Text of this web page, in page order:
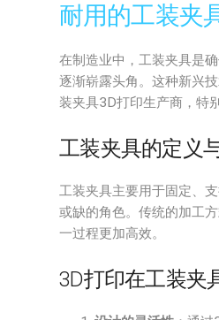
耐用的工装夹
在制造业中，工装夹具是
逐渐崭露头角。这种新兴
装夹具3D打印生产商，特
工装夹具的定义
工装夹具主要用于固定、
或缺的角色。传统的加工
一过程更加高效。
3D打印在工装夹